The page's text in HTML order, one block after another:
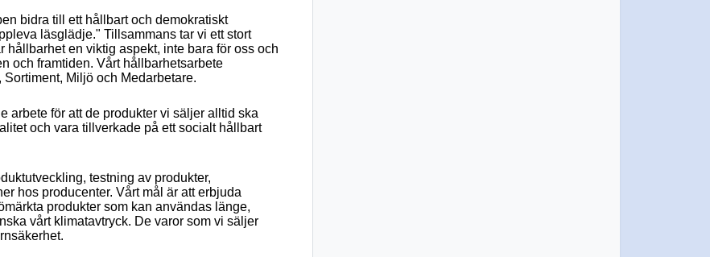
bidra till ett hållbart och demokratiskt
läsglädje." Tillsammans tar vi ett stort
hållbarhet en viktig aspekt, inte bara för oss och
och framtiden. Vårt hållbarhets­arbete
Miljö och Medarbetare.
arbete för att de produkter vi säljer alltid ska
och vara tillverkade på ett socialt hållbart
testning av produkter,
hos producenter. Vårt mål är att erbjuda
produkter som kan användas länge,
vårt klimatavtryck. De varor som vi säljer